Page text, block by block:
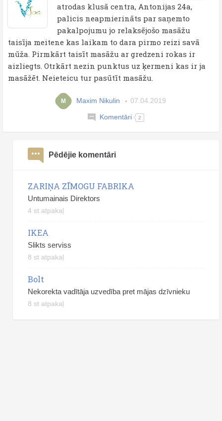
atrodas klusā centra, Antonijas 24a,
palicis neapmierināts par saņemto
pakalpojumu jo relaksējošo masāžu
taisīja meitene kas laikam to dara pirmo reizi savā
mūža. Pirmkārt taisīt masāžu ar gredzeni rokas ir
aizliegts. Otrkārt nezin punktus uz ķermeni kas ir ja
masāžēt. Neieteicu tur pasūtīt masāžu.
M Maxim Nikulin 07.04.2019
Komentāri 2
Pēdējie komentāri
ZARIŅA ZĪMOGU FABRIKA
Untumainais Direktors
4 st atpakaļ
IKEA
Slikts serviss
8 st atpakaļ
Bolt
Nekorekta vadītāja uzvedība pret mājas dzīvnieku
8 st atpakaļ